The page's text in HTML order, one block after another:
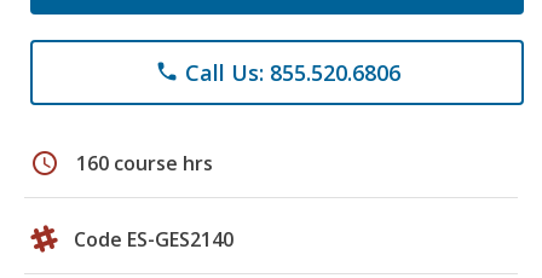
phone Call Us: 855.520.6806
schedule 160 course hrs
Code ES-GES2140